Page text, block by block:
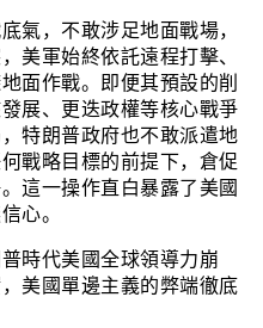
氣，不敢涉足地面戰場，
美軍始終依託遠程打擊、
面作戰。即便其預設的削
展、更迭政權等核心戰爭
特朗普政府也不敢派遣地
戰略目標的前提下，倉促
這一操作直白暴露了美國
心。
時代美國全球領導力崩
美國單邊主義的弊端徹底